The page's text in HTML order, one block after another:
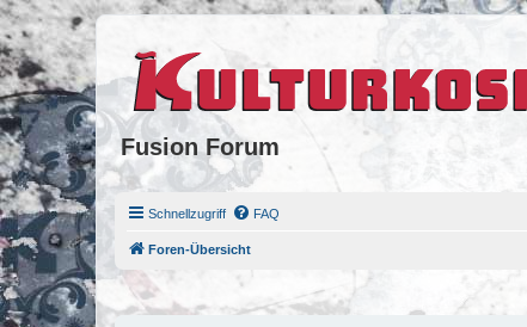
Fusion Forum
Schnellzugriff FAQ
Foren-Übersicht